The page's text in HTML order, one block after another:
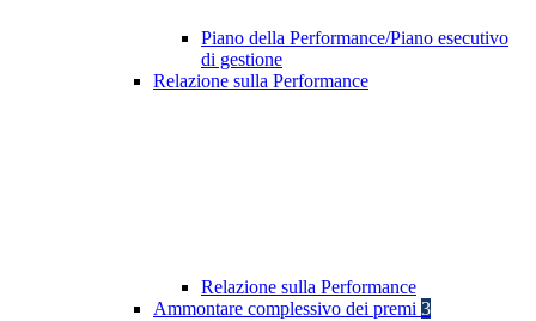
Piano della Performance/Piano esecutivo
di gestione
Relazione sulla Performance
Relazione sulla Performance
Ammontare complessivo dei premi 3